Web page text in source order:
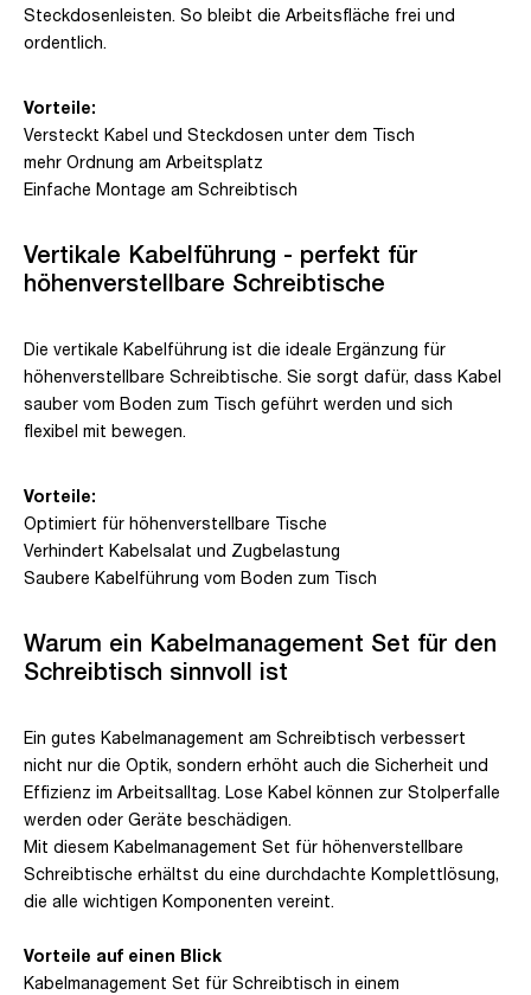
Steckdosenleisten. So bleibt die Arbeitsfläche frei und
ordentlich.
Vorteile:
Versteckt Kabel und Steckdosen unter dem Tisch
mehr Ordnung am Arbeitsplatz
Einfache Montage am Schreibtisch
Vertikale Kabelführung - perfekt für
höhenverstellbare Schreibtische
Die vertikale Kabelführung ist die ideale Ergänzung für
höhenverstellbare Schreibtische. Sie sorgt dafür, dass Kabel
sauber vom Boden zum Tisch geführt werden und sich
flexibel mit bewegen.
Vorteile:
Optimiert für höhenverstellbare Tische
Verhindert Kabelsalat und Zugbelastung
Saubere Kabelführung vom Boden zum Tisch
Warum ein Kabelmanagement Set für den
Schreibtisch sinnvoll ist
Ein gutes Kabelmanagement am Schreibtisch verbessert
nicht nur die Optik, sondern erhöht auch die Sicherheit und
Effizienz im Arbeitsalltag. Lose Kabel können zur Stolperfalle
werden oder Geräte beschädigen.
Mit diesem Kabelmanagement Set für höhenverstellbare
Schreibtische erhältst du eine durchdachte Komplettlösung,
die alle wichtigen Komponenten vereint.
Vorteile auf einen Blick
Kabelmanagement Set für Schreibtisch in einem